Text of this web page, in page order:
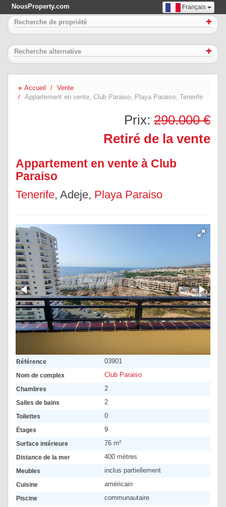
NousProperty.com Français
Recherche de propriété
Recherche alternative
Accueil
Vente
Appartement en vente, Club Paraiso, Playa Paraiso, Tenerife
Prix: 290.000 €
Retiré de la vente
Appartement en vente à Club
Paraiso
Tenerife, Adeje, Playa Paraiso
Référence 03901
Nom de complex Club Paraiso
Chambres 2
Salles de bains 2
Toilettes 0
Étages 9
Surface intérieure 76 m²
Distance de la mer 400 mètres
Meubles inclus partiellement
Cuisine américain
Piscine communautaire